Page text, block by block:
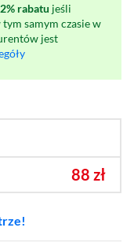
rabatu jeśli
samym czasie w
jest
88 zł